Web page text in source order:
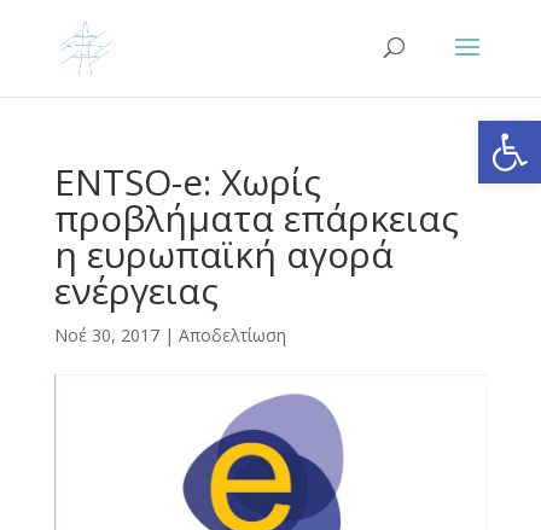
ENTSO-e: Χωρίς
προβλήματα επάρκειας
η ευρωπαϊκή αγορά
ενέργειας
Νοέ 30, 2017| Αποδελτίωση